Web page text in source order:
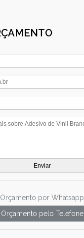
Orçamento por Whatsapp
Orçamento pelo Telefone